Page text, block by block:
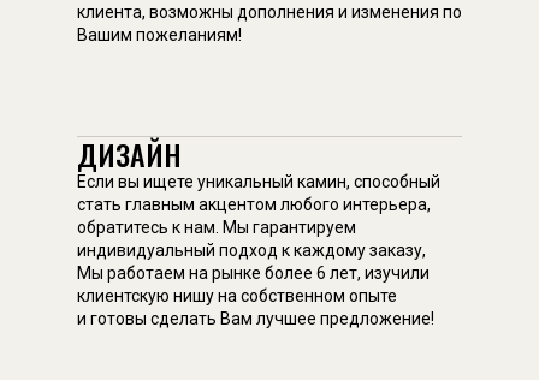
ДИЗАЙН
Если вы ищете уникальный камин, способный
стать главным акцентом любого интерьера,
обратитесь к нам. Мы гарантируем
индивидуальный подход к каждому заказу,
Мы работаем на рынке более 6 лет, изучили
клиентскую нишу на собственном опыте
и готовы сделать Вам лучшее предложение!
клиента, возможны дополнения и изменения по
Вашим пожеланиям!